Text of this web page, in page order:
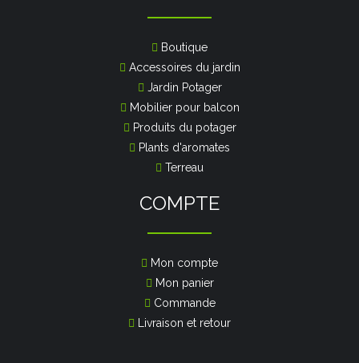
Boutique
Accessoires du jardin
Jardin Potager
Mobilier pour balcon
Produits du potager
Plants d'aromates
Terreau
COMPTE
Mon compte
Mon panier
Commande
Livraison et retour